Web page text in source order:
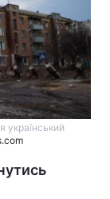
український